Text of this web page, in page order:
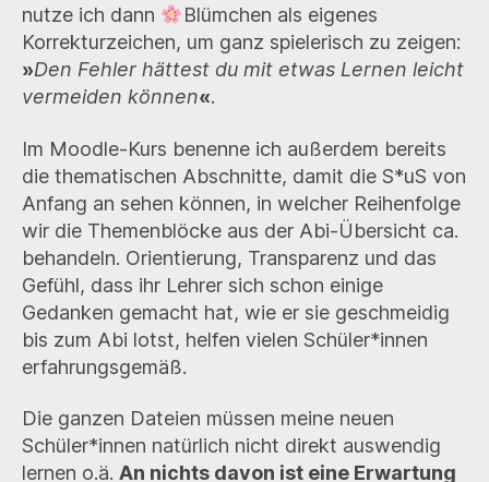
nutze ich dann
Blümchen als eigenes
Korrekturzeichen, um ganz spielerisch zu zeigen:
»Den Fehler hättest du mit etwas Lernen leicht
vermeiden können«.
Im Moodle-Kurs benenne ich außerdem bereits
die thematischen Abschnitte, damit die S*uS von
Anfang an sehen können, in welcher Reihenfolge
wir die Themenblöcke aus der Abi-Übersicht ca.
behandeln. Orientierung, Transparenz und das
Gefühl, dass ihr Lehrer sich schon einige
Gedanken gemacht hat, wie er sie geschmeidig
bis zum Abi lotst, helfen vielen Schüler*innen
erfahrungsgemäß.
Die ganzen Dateien müssen meine neuen
Schüler*innen natürlich nicht direkt auswendig
lernen o.ä. An nichts davon ist eine Erwartung